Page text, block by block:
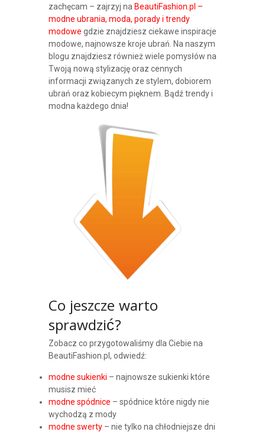
zachęcam – zajrzyj na BeautiFashion.pl –
modne ubrania, moda, porady i trendy
modowe gdzie znajdziesz ciekawe inspiracje
modowe, najnowsze kroje ubrań. Na naszym
blogu znajdziesz również wiele pomysłów na
Twoją nową stylizację oraz cennych
informacji związanych ze stylem, dobiorem
ubrań oraz kobiecym pięknem. Bądź trendy i
modna każdego dnia!
Co jeszcze warto
sprawdzić?
Zobacz co przygotowaliśmy dla Ciebie na
BeautiFashion.pl, odwiedź:
modne sukienki – najnowsze sukienki które
musisz mieć
modne spódnice – spódnice które nigdy nie
wychodzą z mody
modne swerty– nie tylko na chłodniejsze dni